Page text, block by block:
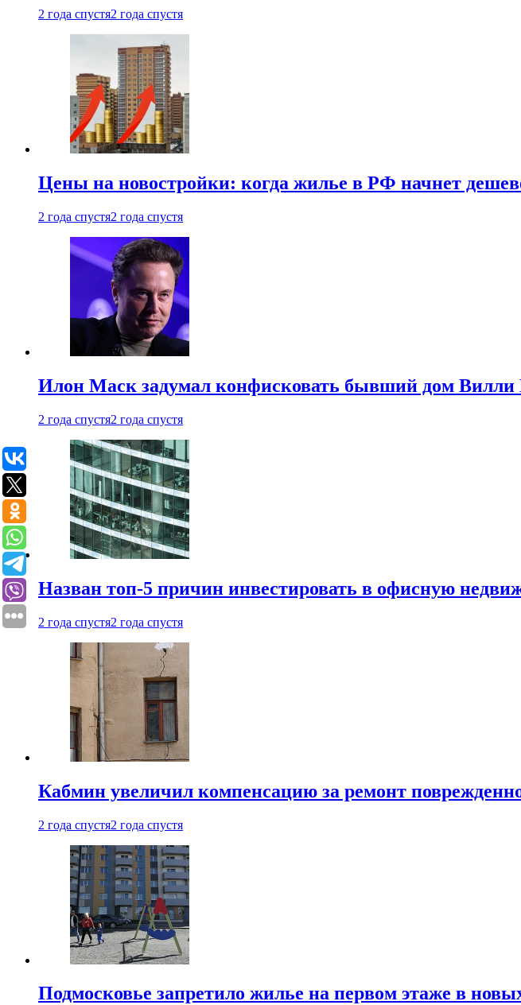
2 года спустя2 года спустя
Цены на новостройки: когда жилье в РФ начнет
2 года спустя2 года спустя
Илон Маск задумал конфисковать бывший дом Вилли
2 года спустя2 года спустя
Назван топ-5 причин инвестировать в офисную
2 года спустя2 года спустя
Кабмин увеличил компенсацию за ремонт
2 года спустя2 года спустя
Подмосковье запретило жилье на первом этаже в